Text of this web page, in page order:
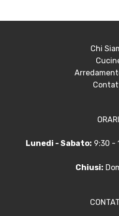
Chi
ORARI
Lunedi - Sabato: 9:30 -
Chiusi: